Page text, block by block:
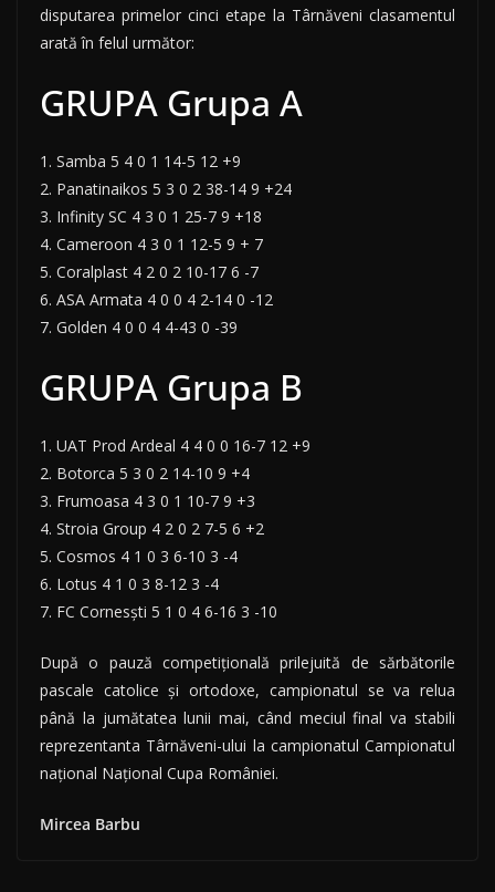
disputarea primelor cinci etape la Târnăveni clasamentul
arată în felul următor:
GRUPA Grupa A
1. Samba 5 4 0 1 14-5 12 +9
2. Panatinaikos 5 3 0 2 38-14 9 +24
3. Infinity SC 4 3 0 1 25-7 9 +18
4. Cameroon 4 3 0 1 12-5 9 + 7
5. Coralplast 4 2 0 2 10-17 6 -7
6. ASA Armata 4 0 0 4 2-14 0 -12
7. Golden 4 0 0 4 4-43 0 -39
GRUPA Grupa B
1. UAT Prod Ardeal 4 4 0 0 16-7 12 +9
2. Botorca 5 3 0 2 14-10 9 +4
3. Frumoasa 4 3 0 1 10-7 9 +3
4. Stroia Group 4 2 0 2 7-5 6 +2
5. Cosmos 4 1 0 3 6-10 3 -4
6. Lotus 4 1 0 3 8-12 3 -4
7. FC Cornesști 5 1 0 4 6-16 3 -10
După o pauză competiţională prilejuită de sărbătorile
pascale catolice şi ortodoxe, campionatul se va relua
până la jumătatea lunii mai, când meciul final va stabili
reprezentanta Târnăveni-ului la campionatul Campionatul
naţional Naţional Cupa României.
Mircea Barbu